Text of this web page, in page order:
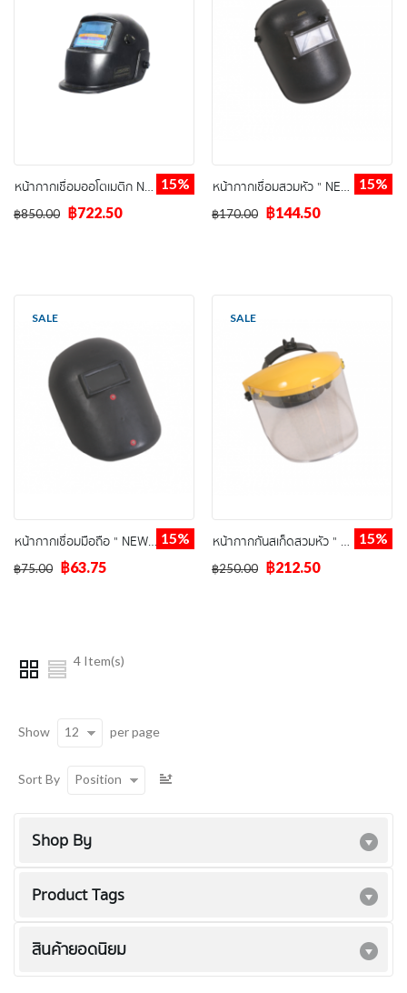
หน้ากากเชื่อมออโตเมติก NEW-VS 15%
฿850.00 ฿722.50
หน้ากากเชื่อมสวมหัว " NEW-VS " 15%
฿170.00 ฿144.50
หน้ากากเชื่อมมือถือ " NEW-VS " 15%
฿75.00 ฿63.75
SALE
หน้ากากกันสเก็ดสวมหัว " NEW-VS " 15%
฿250.00 ฿212.50
SALE
4 Item(s)
Show 12 per page
Sort By Position
Shop By
Product Tags
สินค้ายอดนิยม